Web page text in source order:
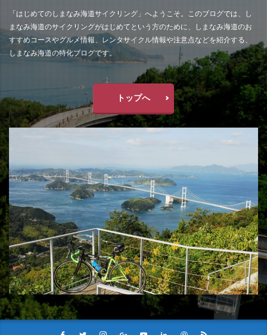
「はじめてのしまなみ海道サイクリング」へようこそ。このブログでは、し
まなみ海道のサイクリングがはじめてという方のために、しまなみ海道のお
すすめコースやグルメ情報、レンタサイクル情報や注意点などを紹介する、
しまなみ海道の特化ブログです。
トップへ